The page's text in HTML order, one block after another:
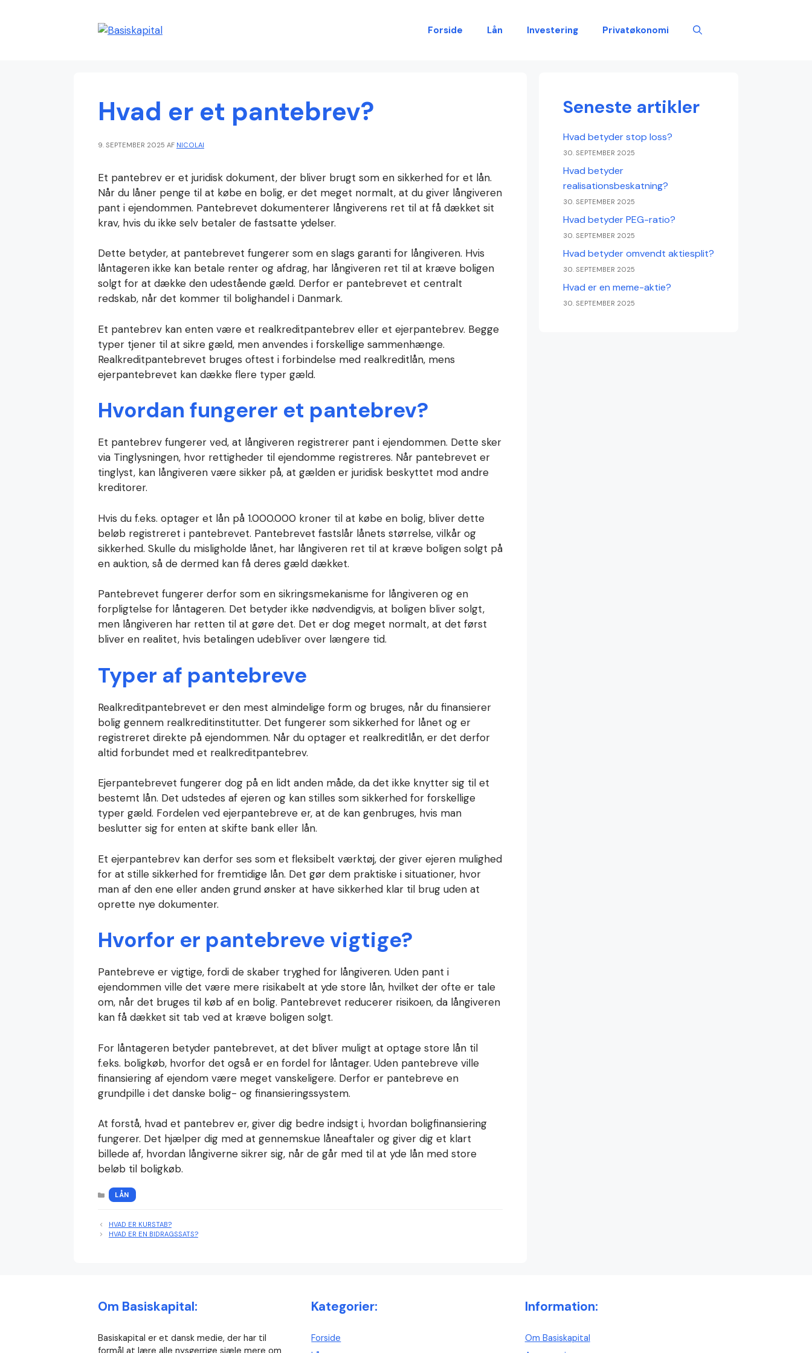
Forside Lån Investering Privatøkonomi
Hvad er et pantebrev?
9. SEPTEMBER 2025 AF NICOLAI
Et pantebrev er et juridisk dokument, der bliver brugt som en sikkerhed for et lån.
Når du låner penge til at købe en bolig, er det meget normalt, at du giver långiveren
pant i ejendommen. Pantebrevet dokumenterer långiverens ret til at få dækket sit
krav, hvis du ikke selv betaler de fastsatte ydelser.
Dette betyder, at pantebrevet fungerer som en slags garanti for långiveren. Hvis
låntageren ikke kan betale renter og afdrag, har långiveren ret til at kræve boligen
solgt for at dække den udestående gæld. Derfor er pantebrevet et centralt
redskab, når det kommer til bolighandel i Danmark.
Et pantebrev kan enten være et realkreditpantebrev eller et ejerpantebrev. Begge
typer tjener til at sikre gæld, men anvendes i forskellige sammenhænge.
Realkreditpantebrevet bruges oftest i forbindelse med realkreditlån, mens
ejerpantebrevet kan dække flere typer gæld.
Hvordan fungerer et pantebrev?
Et pantebrev fungerer ved, at långiveren registrerer pant i ejendommen. Dette sker
via Tinglysningen, hvor rettigheder til ejendomme registreres. Når pantebrevet er
tinglyst, kan långiveren være sikker på, at gælden er juridisk beskyttet mod andre
kreditorer.
Hvis du f.eks. optager et lån på 1.000.000 kroner til at købe en bolig, bliver dette
beløb registreret i pantebrevet. Pantebrevet fastslår lånets størrelse, vilkår og
sikkerhed. Skulle du misligholde lånet, har långiveren ret til at kræve boligen solgt på
en auktion, så de dermed kan få deres gæld dækket.
Pantebrevet fungerer derfor som en sikringsmekanisme for långiveren og en
forpligtelse for låntageren. Det betyder ikke nødvendigvis, at boligen bliver solgt,
men långiveren har retten til at gøre det. Det er dog meget normalt, at det først
bliver en realitet, hvis betalingen udebliver over længere tid.
Typer af pantebreve
Realkreditpantebrevet er den mest almindelige form og bruges, når du finansierer
bolig gennem realkreditinstitutter. Det fungerer som sikkerhed for lånet og er
registreret direkte på ejendommen. Når du optager et realkreditlån, er det derfor
altid forbundet med et realkreditpantebrev.
Ejerpantebrevet fungerer dog på en lidt anden måde, da det ikke knytter sig til et
bestemt lån. Det udstedes af ejeren og kan stilles som sikkerhed for forskellige
typer gæld. Fordelen ved ejerpantebreve er, at de kan genbruges, hvis man
beslutter sig for enten at skifte bank eller lån.
Et ejerpantebrev kan derfor ses som et fleksibelt værktøj, der giver ejeren mulighed
for at stille sikkerhed for fremtidige lån. Det gør dem praktiske i situationer, hvor
man af den ene eller anden grund ønsker at have sikkerhed klar til brug uden at
oprette nye dokumenter.
Hvorfor er pantebreve vigtige?
Pantebreve er vigtige, fordi de skaber tryghed for långiveren. Uden pant i
ejendommen ville det være mere risikabelt at yde store lån, hvilket der ofte er tale
om, når det bruges til køb af en bolig. Pantebrevet reducerer risikoen, da långiveren
kan få dækket sit tab ved at kræve boligen solgt.
For låntageren betyder pantebrevet, at det bliver muligt at optage store lån til
f.eks. boligkøb, hvorfor det også er en fordel for låntager. Uden pantebreve ville
finansiering af ejendom være meget vanskeligere. Derfor er pantebreve en
grundpille i det danske bolig- og finansieringssystem.
At forstå, hvad et pantebrev er, giver dig bedre indsigt i, hvordan boligfinansiering
fungerer. Det hjælper dig med at gennemskue låneaftaler og giver dig et klart
billede af, hvordan långiverne sikrer sig, når de går med til at yde lån med store
beløb til boligkøb.
KATEGORIER
LÅN
HVAD ER KURSTAB?
HVAD ER EN BIDRAGSSATS?
Seneste artikler
Hvad betyder stop loss?
30. SEPTEMBER 2025
Hvad betyder
realisationsbeskatning?
30. SEPTEMBER 2025
Hvad betyder PEG-ratio?
30. SEPTEMBER 2025
Hvad betyder omvendt aktiesplit?
30. SEPTEMBER 2025
Hvad er en meme-aktie?
30. SEPTEMBER 2025
Om Basiskapital:
Basiskapital er et dansk medie, der har til
Kategorier:
Forside
Information:
Om Basiskapital